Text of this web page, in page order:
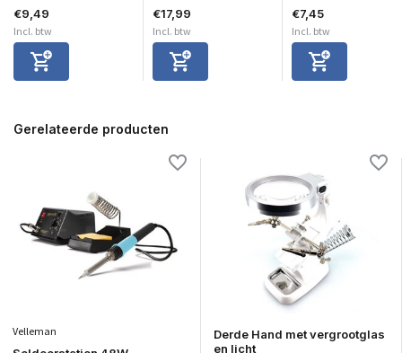
€9,49
Incl. btw
€17,99
Incl. btw
€7,45
Incl. btw
Gerelateerde producten
Velleman
Derde Hand met vergrootglas
en licht